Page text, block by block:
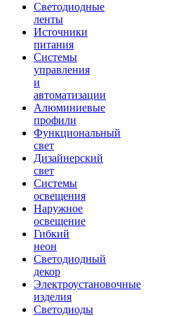
Светодиодные
ленты
Источники
питания
Системы
управления
и
автоматизации
Алюминиевые
профили
Функциональный
свет
Дизайнерский
свет
Системы
освещения
Наружное
освещение
Гибкий
неон
Светодиодный
декор
Электроустановочные
изделия
Светодиоды